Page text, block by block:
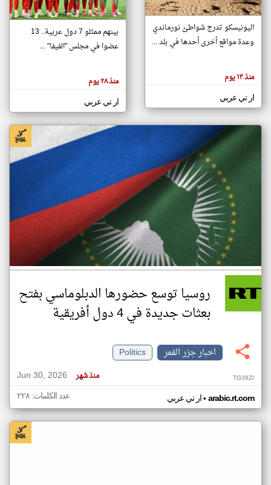
تغيير الدولة
اخبار جزر القمر على مدار الساعة
أهم اخبار جزر القمر العاجلة والمباشرة
هنا عن
وجهة
كاتبيها.
اليونيسكو تدرج شواطئ نورماندي
وعدة مواقع أخرى أحدها في بلد ...
منذ ١٣ يوم
ار تي عربي
بينهم ممثلو 7 دول عربية.. 13
عضوا في مجلس "الفيفا" ...
منذ ٢٨ يوم
ار تي عربي
روسيا توسع حضورها الدبلوماسي بفتح
بعثات جديدة في 4 دول أفريقية
اخبار جزر القمر
Politics
Jun 30, 2026
منذ شهر TG39ZI
ار تي عربي• arabic.rt.com عدد الكلمات: ٢٢٨
klyoum.com